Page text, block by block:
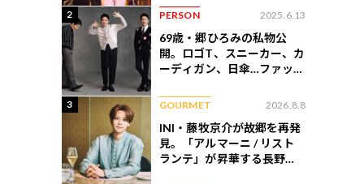
2 PERSON 2025.6.13
69歳・郷ひろみの私物公
開。ロゴT、スニーカー、カ
ーディガン、日傘…ファッシ
3 GOURMET 2026.8.8
INI・藤牧京介が故郷を再発
見。「アルマーニ / リスト
ランテ」が昇華する長野の